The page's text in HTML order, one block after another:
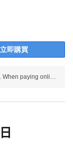
立即購買
Use SSL protocol to ensure payment security. When paying online, your payment information is protected.
日